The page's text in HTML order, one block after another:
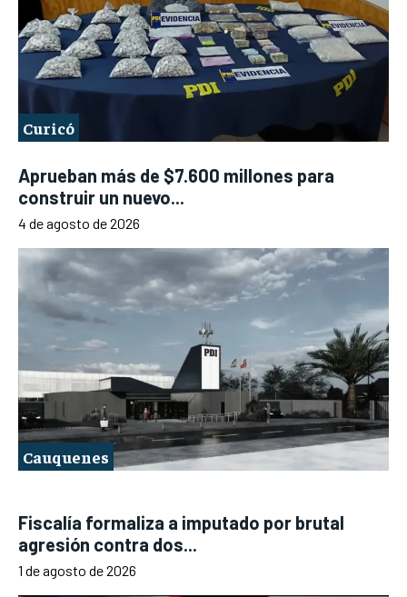
Curicó
Aprueban más de $7.600 millones para
construir un nuevo...
4 de agosto de 2026
Cauquenes
Fiscalía formaliza a imputado por brutal
agresión contra dos...
1 de agosto de 2026